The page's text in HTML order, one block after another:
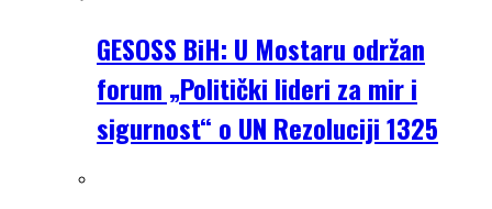
GESOSS BiH: U Mostaru održan
forum „Politički lideri za mir i
sigurnost“ o UN Rezoluciji 1325